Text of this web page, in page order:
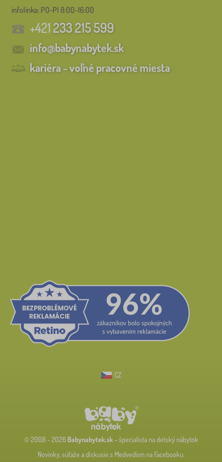
infolinka: PO-PI 8:00-16:00
+421233 215 599
info@babynabytek.sk
kariéra - voľné pracovné miesta
CZ
© 2008 - 2026 Babynabytek.sk– špecialista na detský nábytok
Novinky, súťaže a diskusie s Medveďom na Facebooku.